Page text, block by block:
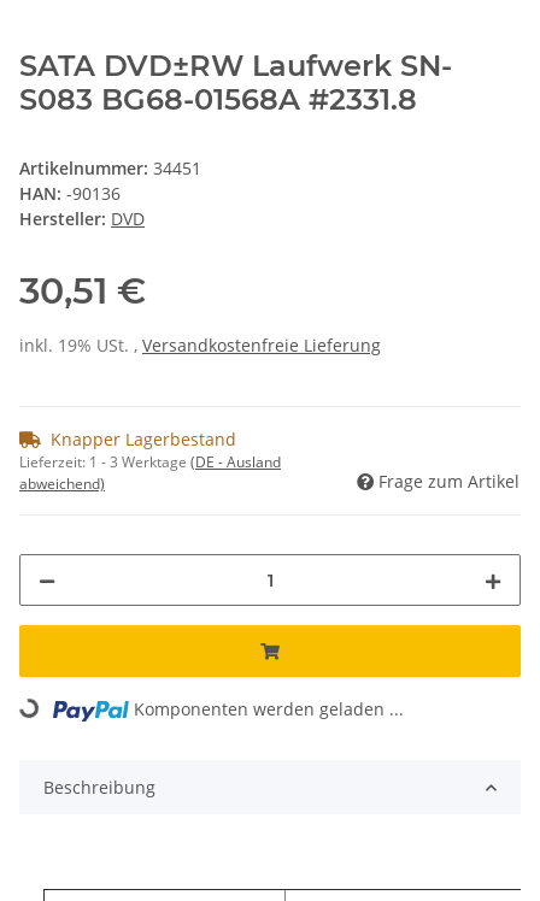
SATA DVD±RW Laufwerk SN-
S083 BG68-01568A #2331.8
Artikelnummer: 34451
HAN: -90136
Hersteller: DVD
30,51 €
inkl. 19% USt. , Versandkostenfreie Lieferung
Knapper Lagerbestand
Lieferzeit: 1 - 3 Werktage (DE - Ausland
abweichend)
Frage zum Artikel
Loading... Komponenten werden geladen ...
Beschreibung